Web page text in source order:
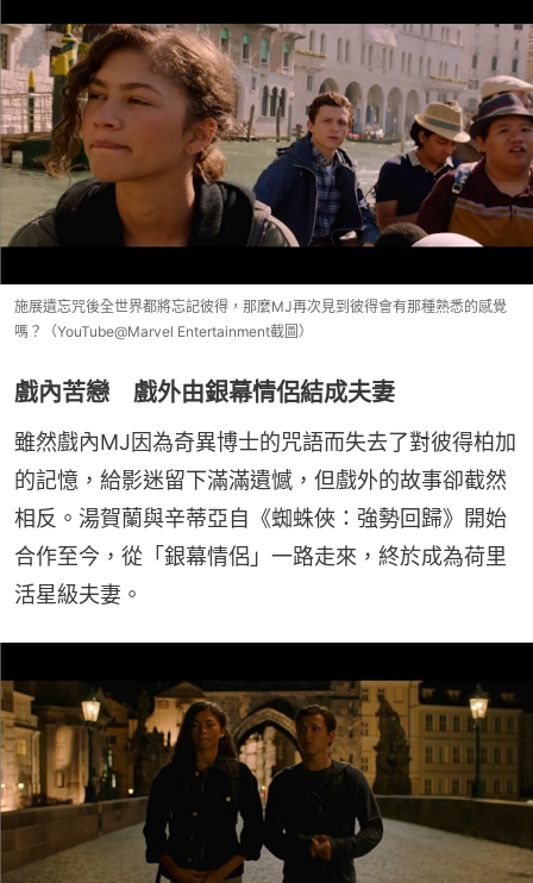
施展遺忘咒後全世界都將忘記彼得，那麼MJ再次見到彼得會有那種熟悉的感覺
嗎？（YouTube@Marvel Entertainment截圖）
戲內苦戀 戲外由銀幕情侶結成夫妻
雖然戲內MJ因為奇異博士的咒語而失去了對彼得柏加
的記憶，給影迷留下滿滿遺憾，但戲外的故事卻截然
相反。湯賀蘭與辛蒂亞自《蜘蛛俠：強勢回歸》開始
合作至今，從「銀幕情侶」一路走來，終於成為荷里
活星級夫妻。